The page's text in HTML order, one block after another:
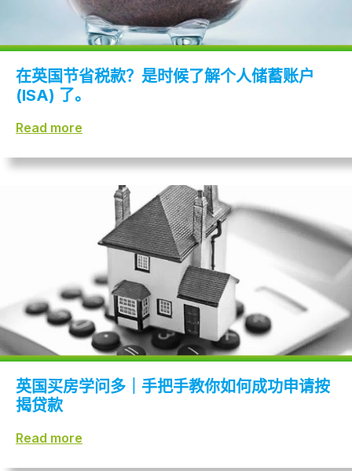
在英国节省税款？是时候了解个人储蓄账户
(ISA) 了。
Read more
英国买房学问多｜手把手教你如何成功申请按
揭贷款
Read more